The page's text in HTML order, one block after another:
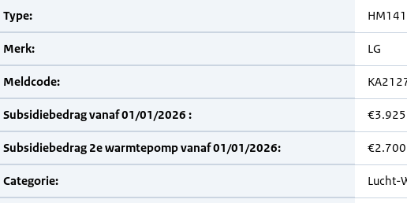
Type:
Merk: LG
Meldcode:
Subsidiebedrag vanaf 01/01/2026 : €3.925
Subsidiebedrag 2e warmtepomp vanaf 01/01/2026: €2.700
Categorie: Lucht-